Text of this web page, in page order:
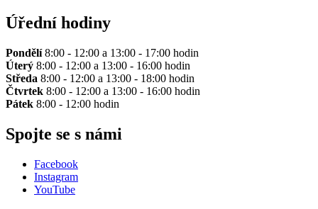
Úřední hodiny
Pondělí8:00 - 12:00 a 13:00 - 17:00 hodin
Úterý 8:00 - 12:00 a 13:00 - 16:00 hodin
Středa 8:00 - 12:00 a 13:00 - 18:00 hodin
Čtvrtek 8:00 - 12:00 a 13:00 - 16:00 hodin
Pátek 8:00 - 12:00 hodin
Spojte se s námi
Facebook
Instagram
YouTube